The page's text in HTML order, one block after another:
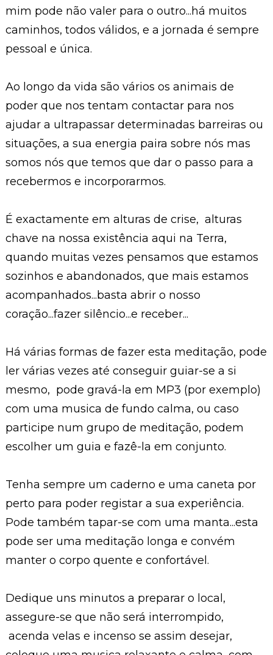
mim pode não valer para o outro...há muitos
caminhos, todos válidos, e a jornada é sempre
pessoal e única.
Ao longo da vida são vários os animais de
poder que nos tentam contactar para nos
ajudar a ultrapassar determinadas barreiras ou
situações, a sua energia paira sobre nós mas
somos nós que temos que dar o passo para a
recebermos e incorporarmos.
É exactamente em alturas de crise, alturas
chave na nossa existência aqui na Terra,
quando muitas vezes pensamos que estamos
sozinhos e abandonados, que mais estamos
acompanhados...basta abrir o nosso
coração...fazer silêncio...e receber...
Há várias formas de fazer esta meditação, pode
ler várias vezes até conseguir guiar-se a si
mesmo, pode gravá-la em MP3 (por exemplo)
com uma musica de fundo calma, ou caso
participe num grupo de meditação, podem
escolher um guia e fazê-la em conjunto.
Tenha sempre um caderno e uma caneta por
perto para poder registar a sua experiência.
Pode também tapar-se com uma manta...esta
pode ser uma meditação longa e convém
manter o corpo quente e confortável.
Dedique uns minutos a preparar o local,
assegure-se que não será interrompido,
acenda velas e incenso se assim desejar,